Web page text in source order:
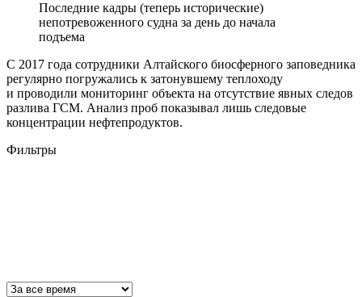
Последние кадры (теперь исторические)
непотревоженного судна за день до начала
подъема
С 2017 года сотрудники Алтайского биосферного заповедника
регулярно погружались к затонувшему теплоходу
и проводили мониторинг объекта на отсутствие явных следов
разлива ГСМ. Анализ проб показывал лишь следовые
концентрации нефтепродуктов.
Фильтры